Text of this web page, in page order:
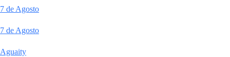
7 de Agosto
7 de Agosto
Aguaity